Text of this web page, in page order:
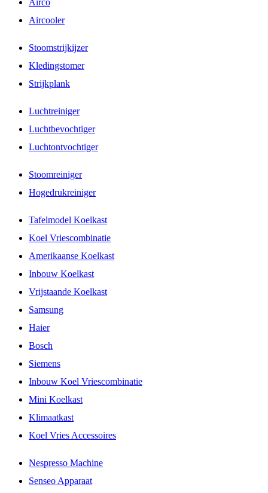
Airco
Aircooler
Stoomstrijkijzer
Kledingstomer
Strijkplank
Luchtreiniger
Luchtbevochtiger
Luchtontvochtiger
Stoomreiniger
Hogedrukreiniger
Tafelmodel Koelkast
Koel Vriescombinatie
Amerikaanse Koelkast
Inbouw Koelkast
Vrijstaande Koelkast
Samsung
Haier
Bosch
Siemens
Inbouw Koel Vriescombinatie
Mini Koelkast
Klimaatkast
Koel Vries Accessoires
Nespresso Machine
Senseo Apparaat